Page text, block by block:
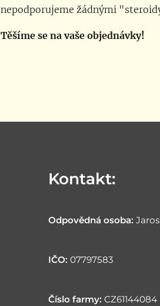
nepodporujeme žádnými
Těšíme se na vaše objednávky!
Kontakt:
Odpovědná osoba:
IČO: 07797583
Číslo farmy: CZ61144084